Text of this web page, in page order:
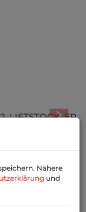
durch
die begehrte
Nähere
und